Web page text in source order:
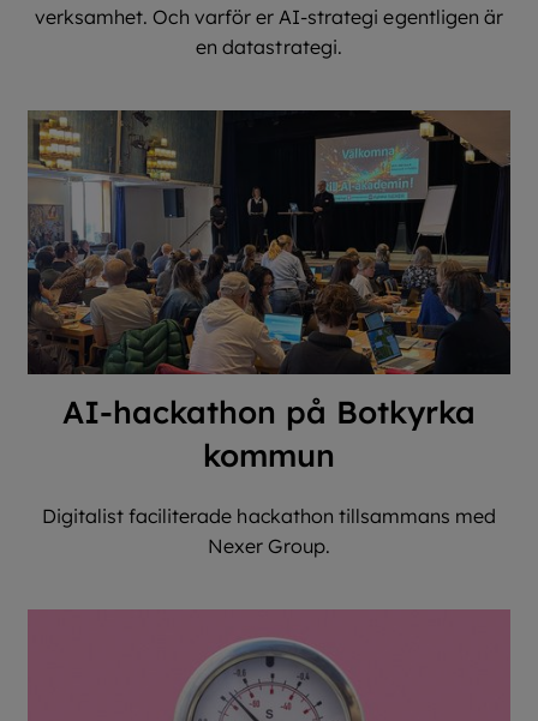
verksamhet. Och varför er AI-strategi egentligen är
en datastrategi.
AI-hackathon på Botkyrka
kommun
Digitalist faciliterade hackathon tillsammans med
Nexer Group.